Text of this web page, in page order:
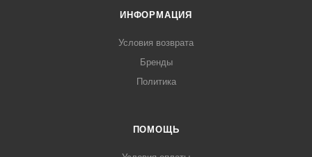
ИНФОРМАЦИЯ
Условия возврата
Бренды
Политика
ПОМОЩЬ